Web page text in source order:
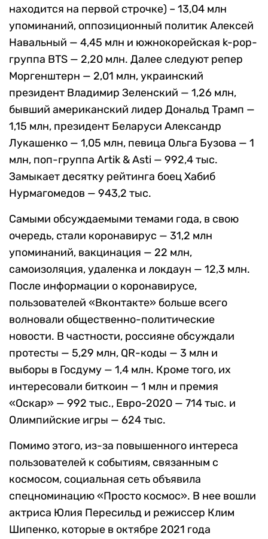
находится на первой строчке) – 13,04 млн
упоминаний, оппозиционный политик Алексей
Навальный — 4,45 млн и южнокорейская k-pop-
группа BTS — 2,20 млн. Далее следуют репер
Моргенштерн — 2,01 млн, украинский
президент Владимир Зеленский — 1,26 млн,
бывший американский лидер Дональд Трамп —
1,15 млн, президент Беларуси Александр
Лукашенко — 1,05 млн, певица Ольга Бузова — 1
млн, поп-группа Artik & Asti — 992,4 тыс.
Замыкает десятку рейтинга боец Хабиб
Нурмагомедов — 943,2 тыс.
Самыми обсуждаемыми темами года, в свою
очередь, стали коронавирус — 31,2 млн
упоминаний, вакцинация — 22 млн,
самоизоляция, удаленка и локдаун — 12,3 млн.
После информации о коронавирусе,
пользователей «Вконтакте» больше всего
волновали общественно-политические
новости. В частности, россияне обсуждали
протесты — 5,29 млн, QR-коды — 3 млн и
выборы в Госдуму — 1,4 млн. Кроме того, их
интересовали биткоин — 1 млн и премия
«Оскар» — 992 тыс., Евро-2020 — 714 тыс. и
Олимпийские игры — 624 тыс.
Помимо этого, из-за повышенного интереса
пользователей к событиям, связанным с
космосом, социальная сеть объявила
спецноминацию «Просто космос». В нее вошли
актриса Юлия Пересильд и режиссер Клим
Шипенко, которые в октябре 2021 года